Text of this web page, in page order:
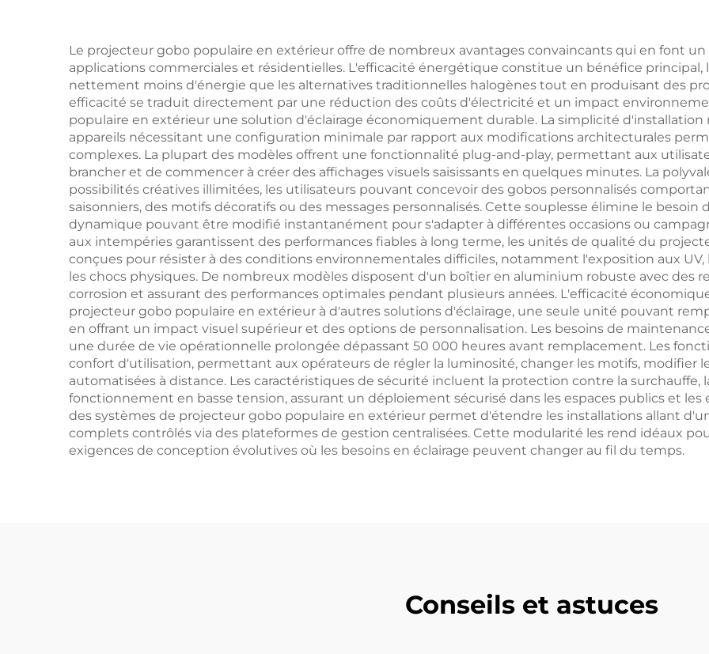
Le projecteur gobo populaire en extérieur offre de nombreux avantages convaincants qui en font
applications commerciales et résidentielles. L'efficacité énergétique constitue un bénéfice principal,
nettement moins d'énergie que les alternatives traditionnelles halogènes tout en produisant des
efficacité se traduit directement par une réduction des coûts d'électricité et un impact
populaire en extérieur une solution d'éclairage économiquement durable. La simplicité
appareils nécessitant une configuration minimale par rapport aux modifications architecturales
complexes. La plupart des modèles offrent une fonctionnalité plug-and-play, permettant aux
brancher et de commencer à créer des affichages visuels saisissants en quelques minutes. La
possibilités créatives illimitées, les utilisateurs pouvant concevoir des gobos personnalisés
saisonniers, des motifs décoratifs ou des messages personnalisés. Cette souplesse élimine le
dynamique pouvant être modifié instantanément pour s'adapter à différentes occasions ou
aux intempéries garantissent des performances fiables à long terme, les unités de qualité du
conçues pour résister à des conditions environnementales difficiles, notamment l'exposition aux
les chocs physiques. De nombreux modèles disposent d'un boîtier en aluminium robuste avec des
corrosion et assurant des performances optimales pendant plusieurs années. L'efficacité
projecteur gobo populaire en extérieur à d'autres solutions d'éclairage, une seule unité pouvant
en offrant un impact visuel supérieur et des options de personnalisation. Les besoins de
une durée de vie opérationnelle prolongée dépassant 50 000 heures avant remplacement. Les
confort d'utilisation, permettant aux opérateurs de régler la luminosité, changer les motifs, modifier
automatisées à distance. Les caractéristiques de sécurité incluent la protection contre la surchauffe,
fonctionnement en basse tension, assurant un déploiement sécurisé dans les espaces publics et
des systèmes de projecteur gobo populaire en extérieur permet d'étendre les installations allant
complets contrôlés via des plateformes de gestion centralisées. Cette modularité les rend idéaux
exigences de conception évolutives où les besoins en éclairage peuvent changer au fil du temps.
Conseils et astuces